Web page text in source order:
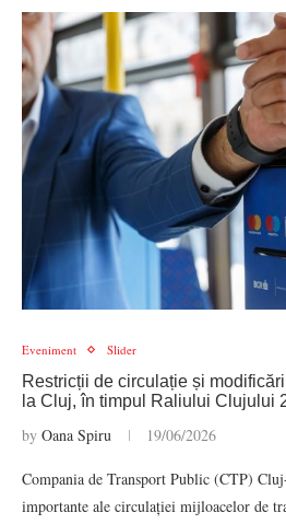
Eveniment Slider
Restricții de circulație și
la Cluj, în timpul Raliului Clujului
by Oana Spiru 19/06/2026
Compania de Transport Public (CTP)
importante ale circulației mijloacelor de